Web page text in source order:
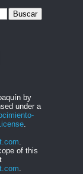
by
under a
.
.
of this
.